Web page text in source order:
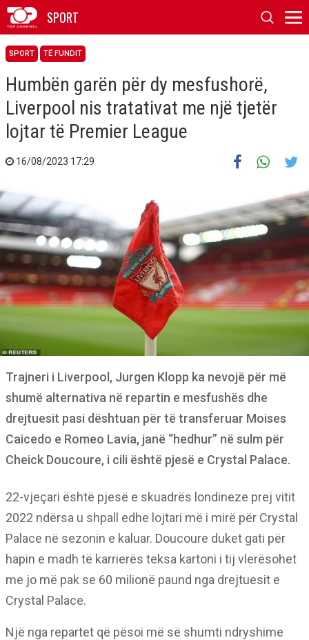
SPORT
SPORT TË FUNDIT
Humbën garën për dy mesfushorë,
Liverpool nis tratativat me një tjetër
lojtar të Premier League
16/08/2023 17:29
Trajneri i Liverpool, Jurgen Klopp ka nevojë për më
shumë alternativa në repartin e mesfushës dhe
drejtuesit pasi dështuan për të transferuar Moises
Caicedo e Romeo Lavia, janë “hedhur” në sulm për
Cheick Doucoure, i cili është pjesë e Crystal Palace.
22-vjeçari është pjesë e skuadrës londineze prej vitit
2022 ndërsa u shpall edhe lojtari më i mirë për Crystal
Palace në sezonin e kaluar. Doucoure duket gati për
hapin e madh të karrierës teksa kartoni i tij vlerësohet
me jo më pak se 60 milionë paund nga drejtuesit e
Crystal Palace.
Një nga repartet që pësoi më së shumti ndryshime